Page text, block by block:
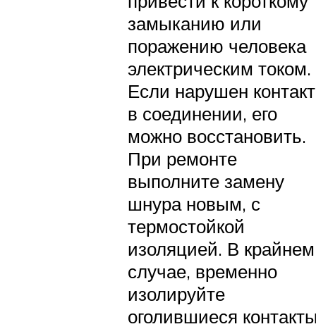
замыканию или
поражению человека
электрическим током.
Если нарушен контакт
в соединении, его
можно восстановить.
При ремонте
выполните замену
шнура новым, с
термостойкой
изоляцией. В крайнем
случае, временно
изолируйте
оголившиеся